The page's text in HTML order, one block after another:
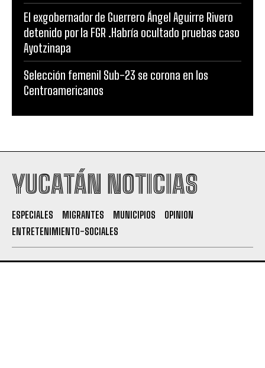
El exgobernador de Guerrero Ángel Aguirre Rivero
detenido por la FGR .Habría ocultado pruebas caso
Ayotzinapa
Selección femenil Sub-23 se corona en los
Centroamericanos
YUCATÁN NOTICIAS
ESPECIALES MIGRANTES MUNICIPIOS
OPINION
ENTRETENIMIENTO-SOCIALES